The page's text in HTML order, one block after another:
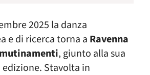
2025 la danza
e di ricerca torna a Ravenna
, giunto alla sua
Stavolta in